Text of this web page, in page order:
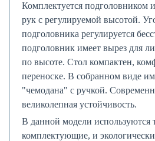
Комплектуется подголовником
рук с регулируемой высотой.
подголовника регулируется
подголовник имеет вырез для
по высоте. Стол компактен,
переноске. В собранном виде
"чемодана" с ручкой.
великолепная устойчивость.
В данной модели используются
комплектующие, и